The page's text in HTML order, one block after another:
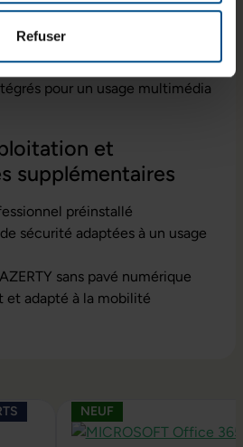
Refuser
pour les visioconférences
pour un usage multimédia
et
supplémentaires
préinstallé
sécurité adaptées à un usage
sans pavé numérique
et adapté à la mobilité
NEUF